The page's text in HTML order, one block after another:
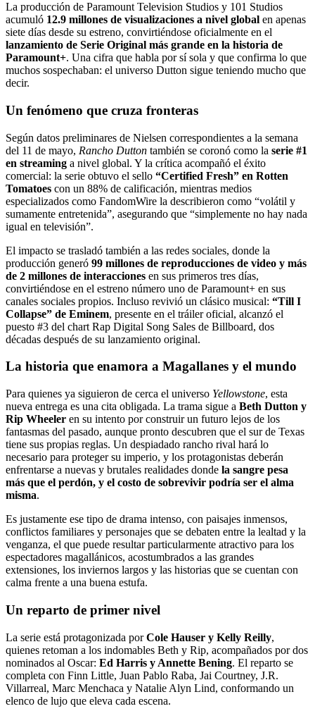
La producción de Paramount Television Studios y 101 Studios
acumuló 12.9 millones de visualizaciones a nivel global en apenas
siete días desde su estreno, convirtiéndose oficialmente en el
lanzamiento de Serie Original más grande en la historia de
Paramount+. Una cifra que habla por sí sola y que confirma lo que
muchos sospechaban: el universo Dutton sigue teniendo mucho que
decir.
Un fenómeno que cruza fronteras
Según datos preliminares de Nielsen correspondientes a la semana
del 11 de mayo, Rancho Dutton también se coronó como la serie #1
en streaming a nivel global. Y la crítica acompañó el éxito
comercial: la serie obtuvo el sello “Certified Fresh” en Rotten
Tomatoes con un 88% de calificación, mientras medios
especializados como FandomWire la describieron como “volátil y
sumamente entretenida”, asegurando que “simplemente no hay nada
igual en televisión”.
El impacto se trasladó también a las redes sociales, donde la
producción generó 99 millones de reproducciones de video y más
de 2 millones de interacciones en sus primeros tres días,
convirtiéndose en el estreno número uno de Paramount+ en sus
canales sociales propios. Incluso revivió un clásico musical: “Till I
Collapse” de Eminem, presente en el tráiler oficial, alcanzó el
puesto #3 del chart Rap Digital Song Sales de Billboard, dos
décadas después de su lanzamiento original.
La historia que enamora a Magallanes y el mundo
Para quienes ya siguieron de cerca el universo Yellowstone, esta
nueva entrega es una cita obligada. La trama sigue a Beth Dutton y
Rip Wheeler en su intento por construir un futuro lejos de los
fantasmas del pasado, aunque pronto descubren que el sur de Texas
tiene sus propias reglas. Un despiadado rancho rival hará lo
necesario para proteger su imperio, y los protagonistas deberán
enfrentarse a nuevas y brutales realidades donde la sangre pesa
más que el perdón, y el costo de sobrevivir podría ser el alma
misma.
Es justamente ese tipo de drama intenso, con paisajes inmensos,
conflictos familiares y personajes que se debaten entre la lealtad y la
venganza, el que puede resultar particularmente atractivo para los
espectadores magallánicos, acostumbrados a las grandes
extensiones, los inviernos largos y las historias que se cuentan con
calma frente a una buena estufa.
Un reparto de primer nivel
La serie está protagonizada porCole Hauser y Kelly Reilly,
quienes retoman a los indomables Beth y Rip, acompañados por dos
nominados al Oscar: Ed Harris y Annette Bening. El reparto se
completa con Finn Little, Juan Pablo Raba, Jai Courtney, J.R.
Villarreal, Marc Menchaca y Natalie Alyn Lind, conformando un
elenco de lujo que eleva cada escena.